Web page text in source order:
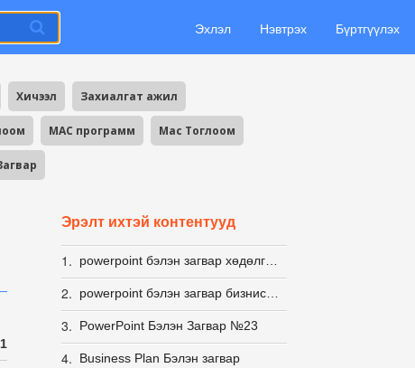
Эхлэл Нэвтрэх Бүртгүүлэх
Хичээл Захиалгат ажил
MAC программ Mac Тоглоом
Эрэлт ихтэй контентууд
1.
2.
3. PowerPoint Бэлэн Загвар №23
4. Business Plan Бэлэн загвар